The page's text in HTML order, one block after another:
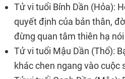
Tử vi tuổi Bính Dần (Hỏa):
quyết định của bản thân,
đừng quan tâm thiên hạ nói
Tử vi tuổi Mậu Dần (Thổ):
khác chen ngang vào cuộc